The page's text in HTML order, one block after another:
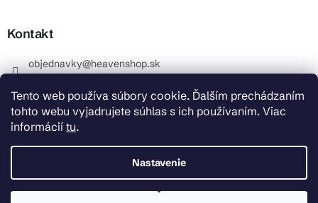
Tento web používa súbory cookie. Ďalším prechádzaním
tohto webu vyjadrujete súhlas s ich používaním. Viac
informácií tu.
Nastavenie
Kontakt
objednavky@heavenshop.sk
_Info objednávky : +421 914 399 399 Pracovné dni od
8.00 hod. do 12.00 . REKLAMÁCIE : +421 914 399 399
HeavenShop.sk
HeavenShop.sk